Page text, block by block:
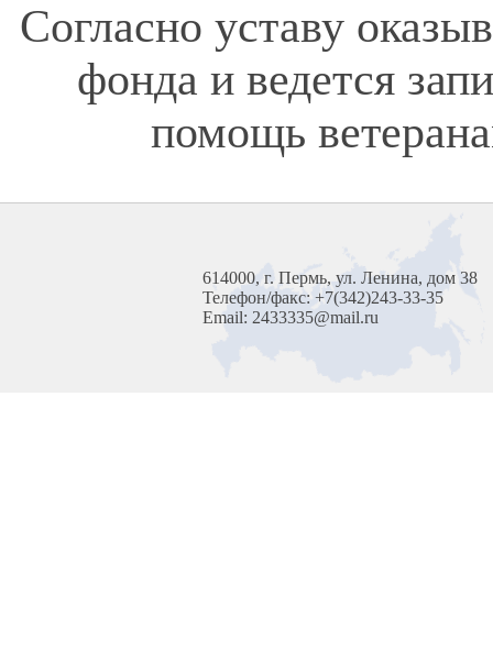
Согласно уставу
фонда и ведется
помощь
614000, г. Пермь, ул. Ленина, дом 38
Телефон/факс: +7(342)243-33-35
Email: 2433335@mail.ru